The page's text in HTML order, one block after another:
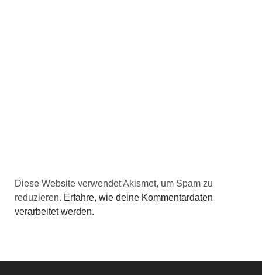
Diese Website verwendet Akismet, um Spam zu
reduzieren. Erfahre, wie deine Kommentardaten
verarbeitet werden.